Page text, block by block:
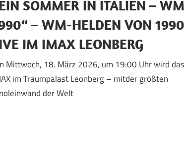
SOMMER IN ITALIEN – WM
– WM-HELDEN VON 1990
IM IMAX LEONBERG
Mittwoch, 18. März 2026, um 19:00 Uhr wird das
im Traumpalast Leonberg – mitder größten
der Welt